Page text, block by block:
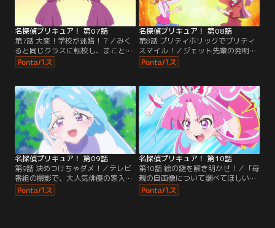
名探偵プリキュア！ 第07話
第7話 大変！学校が迷路！？／みく
ると同じクラスに転校し、まことみ
らい学園に通えることになったあん
な。広い校舎におどろいていたが、
迷路」にみくると迷い込んでしま
う。
名探偵プリキュア！ 第08話
第8話 プリティホリックでプリティ
スマイル！／ジェット先輩の発明品
であるプリキットをグッズにして、
お店を開くことにしたあんなたち。
なおまじないとゴーグルについて聞
かれたジェット先輩は、過去のこと
を振り返る。
名探偵プリキュア！ 第09話
第9話 決めつけちゃダメ！／テレビ
番組の撮影で、大人気俳優の家入し
るくがまことみらい学園にやってく
る。演劇部の劇に参加するという企
名探偵プリキュア！ 第10話
第10話 絵の謎を解き明かせ！／「母
親の自画像について調べてほしい」
という依頼人がキュアット探偵事務
所にやってくる。有名な風景画家だ